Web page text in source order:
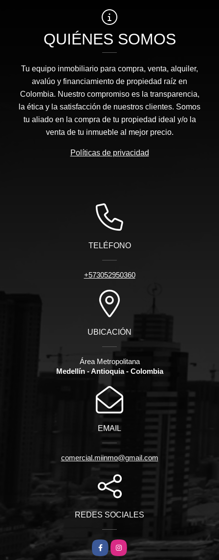
QUIÉNES SOMOS
Tu equipo inmobiliario para compra, venta, alquiler,
avalúo y financiamiento de propiedad raíz en
Colombia. Nuestro compromiso es la transparencia,
la ética y la satisfacción de nuestros clientes. Somos
tu aliado en la compra de tu propiedad ideal y/o la
venta de tu inmueble al mejor precio.
Políticas de privacidad
TELÉFONO
+573052950360
UBICACIÓN
Área Metropolitana
Medellín - Antioquia - Colombia
EMAIL
comercial.miinmo@gmail.com
REDES SOCIALES
FacebookInstagram